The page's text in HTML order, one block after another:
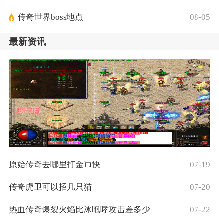
传奇世界boss地点 08-05
最新资讯
原始传奇去哪里打金币快 07-19
传奇虎卫可以招几只猫 07-20
热血传奇爆裂火焰比冰咆哮攻击差多少 07-22